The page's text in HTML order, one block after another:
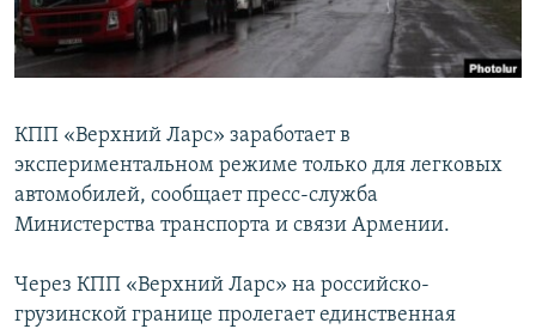
Հայերեն
English
Русский
Все сайты Радио Азатутюн
КПП «Верхний Ларс» заработает в
экспериментальном режиме только для легковых
автомобилей, сообщает пресс-служба
Министерства транспорта и связи Армении.
Через КПП «Верхний Ларс» на российско-
грузинской границе пролегает единственная